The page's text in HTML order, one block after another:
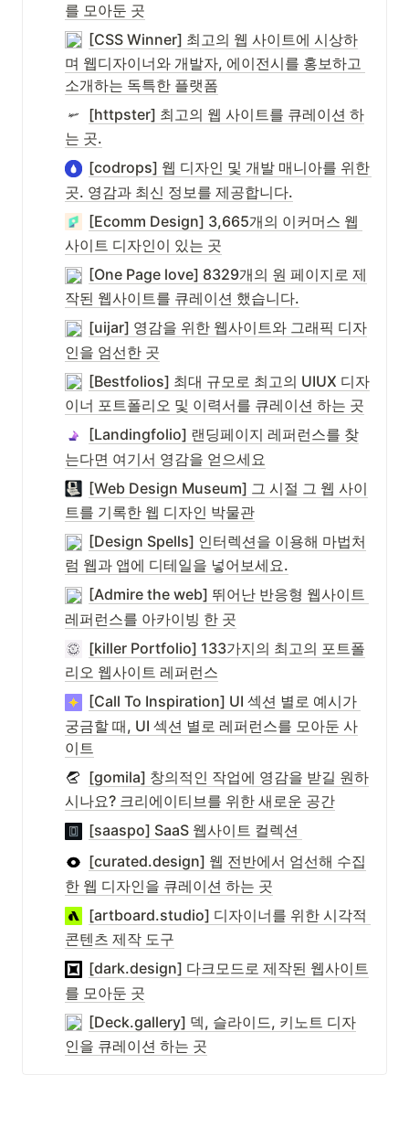
를 모아둔 곳
[CSS Winner] 최고의 웹 사이트에 시상하
며 웹디자이너와 개발자, 에이전시를 홍보하고
소개하는 독특한 플랫폼
[httpster] 최고의 웹 사이트를 큐레이션 하
는 곳.
[codrops] 웹 디자인 및 개발 매니아를 위한
곳. 영감과 최신 정보를 제공합니다.
[Ecomm Design] 3,665개의 이커머스 웹
사이트 디자인이 있는 곳
[One Page love] 8329개의 원 페이지로 제
작된 웹사이트를 큐레이션 했습니다.
[uijar] 영감을 위한 웹사이트와 그래픽 디자
인을 엄선한 곳
[Bestfolios] 최대 규모로 최고의 UIUX 디자
이너 포트폴리오 및 이력서를 큐레이션 하는 곳
[Landingfolio] 랜딩페이지 레퍼런스를 찾
는다면 여기서 영감을 얻으세요
[Web Design Museum] 그 시절 그 웹 사이
트를 기록한 웹 디자인 박물관
[Design Spells] 인터렉션을 이용해 마법처
럼 웹과 앱에 디테일을 넣어보세요.
[Admire the web] 뛰어난 반응형 웹사이트
레퍼런스를 아카이빙 한 곳
[killer Portfolio] 133가지의 최고의 포트폴
리오 웹사이트 레퍼런스
[Call To Inspiration] UI 섹션 별로 예시가
궁금할 때, UI 섹션 별로 레퍼런스를 모아둔 사
이트
[gomila] 창의적인 작업에 영감을 받길 원하
시나요? 크리에이티브를 위한 새로운 공간
[saaspo] SaaS 웹사이트 컬렉션
[curated.design] 웹 전반에서 엄선해 수집
한 웹 디자인을 큐레이션 하는 곳
[artboard.studio] 디자이너를 위한 시각적
콘텐츠 제작 도구
[dark.design] 다크모드로 제작된 웹사이트
를 모아둔 곳
[Deck.gallery] 덱, 슬라이드, 키노트 디자
인을 큐레이션 하는 곳